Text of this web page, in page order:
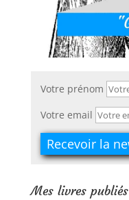
Votre prénom
Votre email
Mes livres publiés